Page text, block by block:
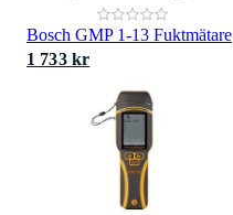
Bosch GMP 1-13 Fuktmätare
1 733 kr